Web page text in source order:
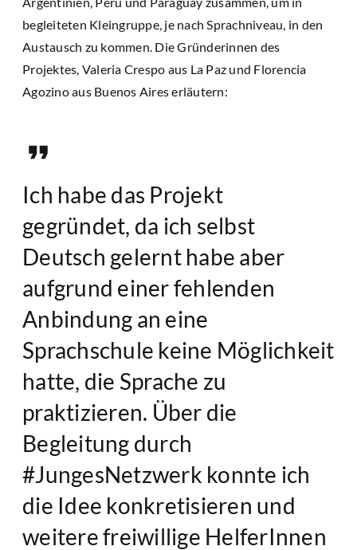
begleiteten Kleingruppe, je nach Sprachniveau, in den
Austausch zu kommen. Die Gründerinnen des
Projektes, Valeria Crespo aus La Paz und Florencia
Agozino aus Buenos Aires erläutern:
Ich habe das Projekt
gegründet, da ich selbst
Deutsch gelernt habe aber
aufgrund einer fehlenden
Anbindung an eine
Sprachschule keine Möglichkeit
hatte, die Sprache zu
praktizieren. Über die
Begleitung durch
#JungesNetzwerk konnte ich
die Idee konkretisieren und
weitere freiwillige HelferInnen